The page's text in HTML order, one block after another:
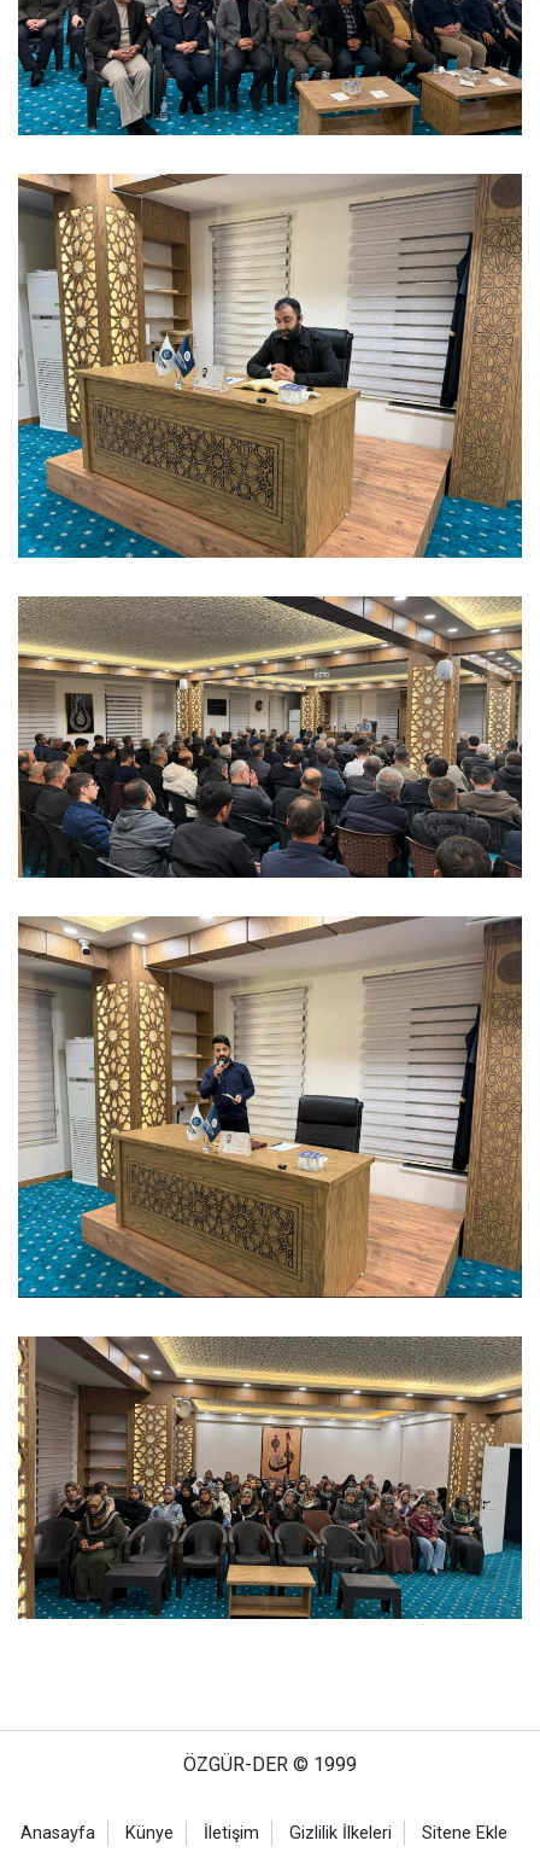
ÖZGÜR-DER © 1999
Anasayfa Künye İletişim Gizlilik İlkeleri Sitene Ekle